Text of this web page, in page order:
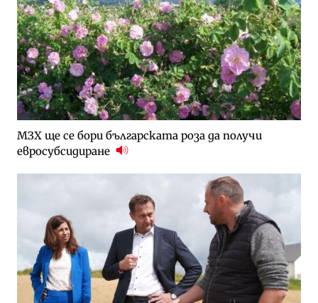
МЗХ ще се бори българската роза да получи
евросубсидиране